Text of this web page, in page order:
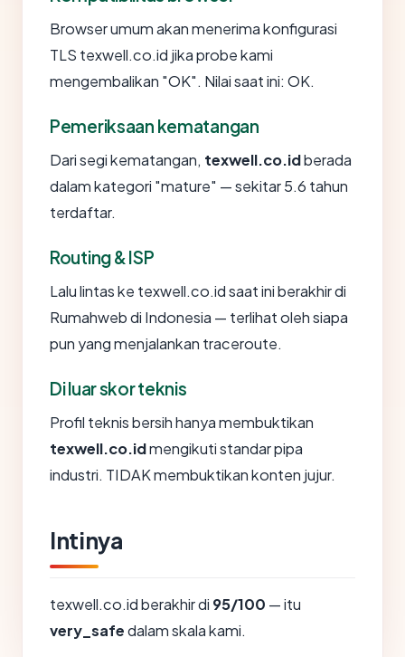
Browser umum akan menerima konfigurasi
TLS texwell.co.id jika probe kami
mengembalikan "OK". Nilai saat ini: OK.
Pemeriksaan kematangan
Dari segi kematangan, texwell.co.idberada
dalam kategori "mature" — sekitar 5.6 tahun
terdaftar.
Routing & ISP
Lalu lintas ke texwell.co.id saat ini berakhir di
Rumahweb di Indonesia — terlihat oleh siapa
pun yang menjalankan traceroute.
Di luar skor teknis
Profil teknis bersih hanya membuktikan
texwell.co.idmengikuti standar pipa
industri. TIDAK membuktikan konten jujur.
Intinya
texwell.co.id berakhir di 95/100 — itu
very_safedalam skala kami.